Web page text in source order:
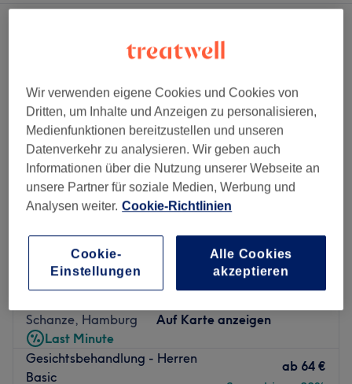
Haut Couture by Alicia
Schanze, Hamburg
Auf Karte anzeigen
Last Minute
Gesichtsbehandlung - Herren
Basic
ab 64 €
Wir verwenden eigene Cookies und Cookies von
Dritten, um Inhalte und Anzeigen zu personalisieren,
Medienfunktionen bereitzustellen und unseren
Datenverkehr zu analysieren. Wir geben auch
Informationen über die Nutzung unserer Webseite an
unsere Partner für soziale Medien, Werbung und
Analysen weiter. Cookie-Richtlinien
Cookie-
Einstellungen
Alle Cookies
akzeptieren